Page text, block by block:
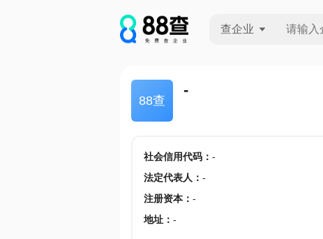
查企业
88查
-
社会信用代码： -
法定代表人 ： -
注册资本： -
地址： -